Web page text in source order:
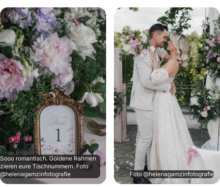
Sooo romantisch. Goldene Rahmen
zieren eure Tischnummern. Foto
@helenagamzinfotografie
Foto @helenagamzinfotografie